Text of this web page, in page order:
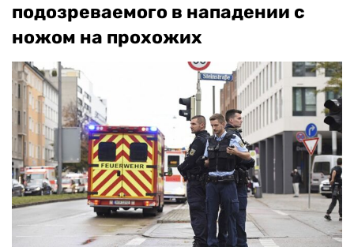
подозреваемого в нападении с
ножом на прохожих